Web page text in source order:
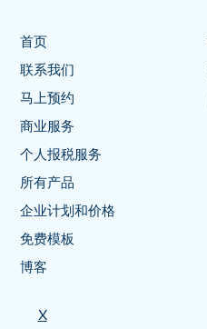
首页
联系我们
马上预约
商业服务
个人报税服务
所有产品
企业计划和价格
免费模板
博客
X